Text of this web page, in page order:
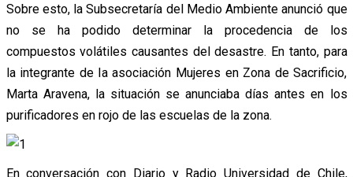
Sobre esto, la Subsecretaría del Medio Ambiente anunció que
no se ha podido determinar la procedencia de los
compuestos volátiles causantes del desastre. En tanto, para
la integrante de la asociación Mujeres en Zona de Sacrificio,
Marta Aravena, la situación se anunciaba días antes en los
purificadores en rojo de las escuelas de la zona.
En conversación con Diario y Radio Universidad de Chile,